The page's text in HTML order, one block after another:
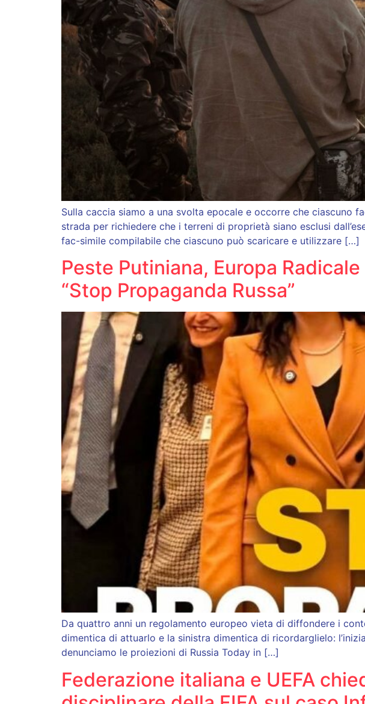
Sulla caccia siamo a una svolta epocale e occorre che ciascuno
strada per richiedere che i terreni di proprietà siano esclusi
fac-simile compilabile che ciascuno può scaricare e utilizzare […]
Peste Putiniana, Europa
“Stop Propaganda Russa”
Da quattro anni un regolamento europeo vieta di diffondere i
dimentica di attuarlo e la sinistra dimentica di ricordarglielo:
denunciamo le proiezioni di Russia Today in […]
Federazione italiana e UEFA